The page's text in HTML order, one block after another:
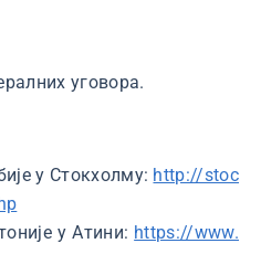
уговора.
у Стокхолму: http://stoc
у Атини: https://www.